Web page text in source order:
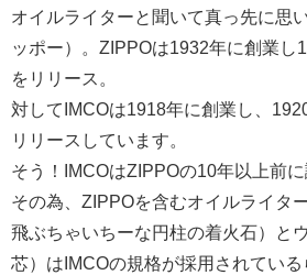
オイルライターと聞いて真っ先に思
ッポー）。ZIPPOは1932年に創業し
をリリース。
対してIMCOは1918年に創業し、
リリースしています。
そう！IMCOはZIPPOの10年以上前に
その為、ZIPPOを含むオイルライタ
飛ぶちゃいちーな円柱の着火石）と
芯）はIMCOの規格が採用されてい